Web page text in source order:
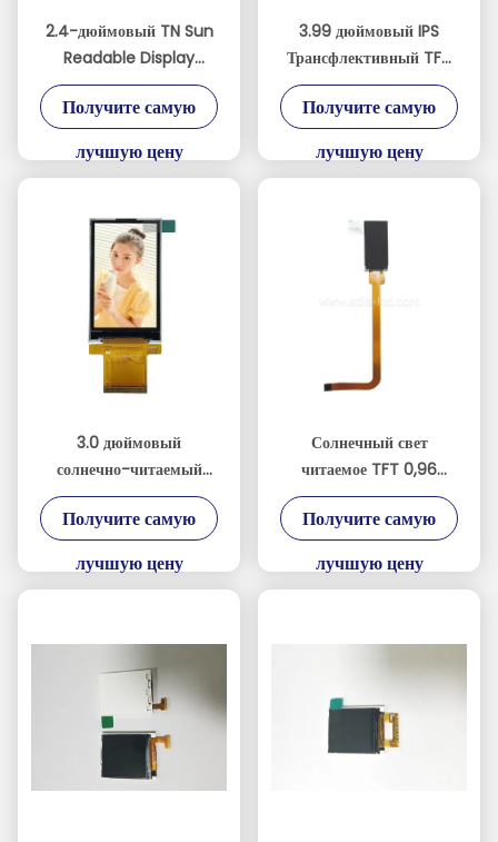
2.4-дюймовый TN Sun
Readable Display
Полупрозрачный и
полуотражающий экран
RGB интерфейс
Получите самую
лучшую цену
3.99 дюймовый IPS
Трансфлективный TFT
LCD MIPI интерфейс для
промышленных
Получите самую
лучшую цену
3.0 дюймовый
солнечно-читаемый
полупрозрачный
полуотражающий TFT
* 400 и несколькими
Получите самую
лучшую цену
Солнечный свет
читаемое TFT 0,96
дюймов 80x160 с
интерфейсом SPI
Получите самую
лучшую цену